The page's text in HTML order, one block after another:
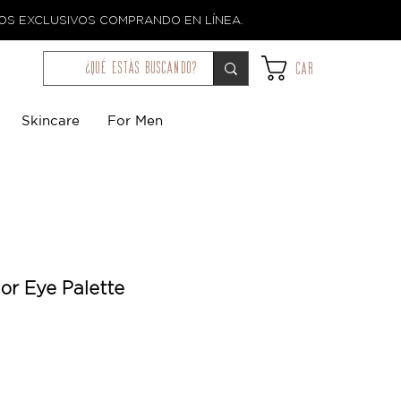
EXCLUSIVOS COMPRANDO EN LÍNEA.
¿qué estás buscando? Car
Skincare For Men
Eye Palette